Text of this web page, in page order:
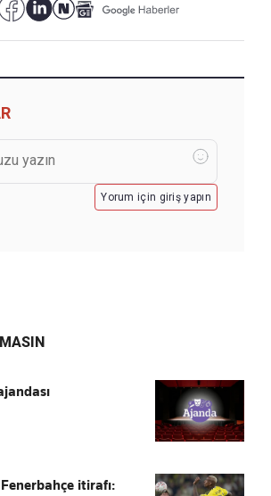
Yorum için giriş yapın
itirafı: